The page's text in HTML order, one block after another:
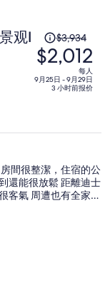
观Ⅰ
原
价
为
每
现
为
每
人
$3,934
$2,012
每人
9月25日 - 9月29日
3 小时前报价
放鬆 距離迪士
全家很